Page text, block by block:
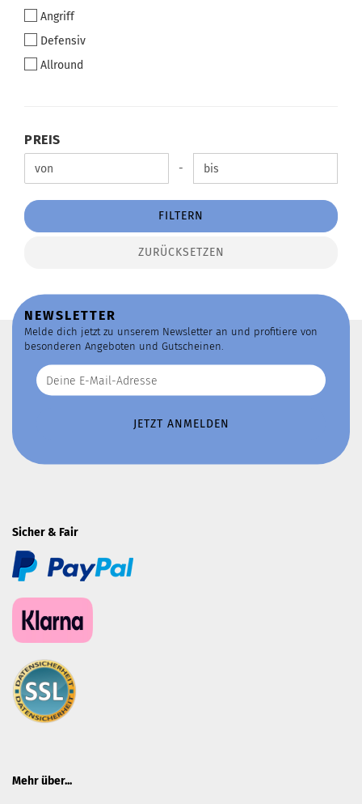
Angriff
Defensiv
Allround
PREIS
PREIS
Preis bis -
FILTERN
ZURÜCKSETZEN
NEWSLETTER
Melde dich jetzt zu unserem Newsletter an und profitiere von
besonderen Angeboten und Gutscheinen.
Sicher & Fair
Mehr über...